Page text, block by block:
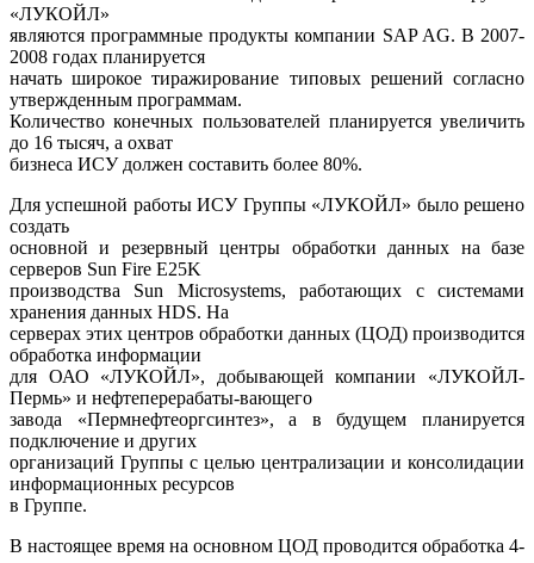
«ЛУКОЙЛ»
являются программные продукты компании SAP AG. В 2007-
2008 годах планируется
начать широкое тиражирование типовых решений согласно
утвержденным программам.
Количество конечных пользователей планируется увеличить
до 16 тысяч, а охват
бизнеса ИСУ должен составить более 80%.
Для успешной работы ИСУ Группы «ЛУКОЙЛ» было решено
создать
основной и резервный центры обработки данных на базе
серверов Sun Fire E25K
производства Sun Microsystems, работающих с системами
хранения данных HDS. На
серверах этих центров обработки данных (ЦОД) производится
обработка информации
для ОАО «ЛУКОЙЛ», добывающей компании «ЛУКОЙЛ-
Пермь» и нефтеперерабаты-вающего
завода «Пермнефтеоргсинтез», а в будущем планируется
подключение и других
организаций Группы с целью централизации и консолидации
информационных ресурсов
в Группе.
В настоящее время на основном ЦОД проводится обработка 4-